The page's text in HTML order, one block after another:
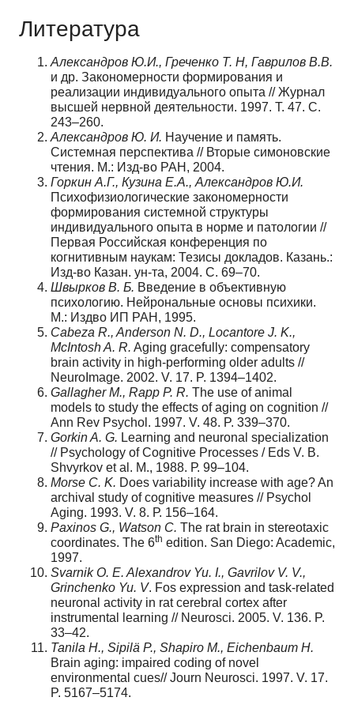
Литература
Александров Ю.И., Греченко Т. Н, Гаврилов В.В.
и др. Закономерности формирования и
реализации индивидуального опыта // Журнал
высшей нервной деятельности. 1997. Т. 47. С.
243–260.
Александров Ю. И. Научение и память.
Системная перспектива // Вторые симоновские
чтения. М.: Изд-во РАН, 2004.
Горкин А.Г., Кузина Е.А., Александров Ю.И.
Психофизиологические закономерности
формирования системной структуры
индивидуального опыта в норме и патологии //
Первая Российская конференция по
когнитивным наукам: Тезисы докладов. Казань.:
Изд-во Казан. ун-та, 2004. С. 69–70.
Швырков В. Б. Введение в объективную
психологию. Нейрональные основы психики.
М.: Издво ИП РАН, 1995.
Cabeza R., Anderson N. D., Locantore J. K.,
McIntosh A. R. Aging gracefully: compensatory
brain activity in high-performing older adults //
NeuroImage. 2002. V. 17. P. 1394–1402.
Gallagher M., Rapp P. R. The use of animal
models to study the effects of aging on cognition //
Ann Rev Psychol. 1997. V. 48. P. 339–370.
Gorkin A. G. Learning and neuronal specialization
// Psychology of Cognitive Processes / Еds V. B.
Shvyrkov et al. M., 1988. Р. 99–104.
Morse C. K. Does variability increase with age? An
archival study of cognitive measures // Psychol
Aging. 1993. V. 8. Р. 156–164.
Paxinos G., Watson C. The rat brain in stereotaxic
coordinates. The 6th edition. San Diego: Academic,
1997.
Svarnik O. E. Alexandrov Yu. I., Gavrilov V. V.,
Grinchenko Yu. V. Fos expression and task-related
neuronal activity in rat cerebral cortex after
instrumental learning // Neurosci. 2005. V. 136. P.
33–42.
Tanila H., Sipilä P., Shapiro M., Eichenbaum H.
Brain aging: impaired coding of novel
environmental cues// Journ Neurosci. 1997. V. 17.
P. 5167–5174.